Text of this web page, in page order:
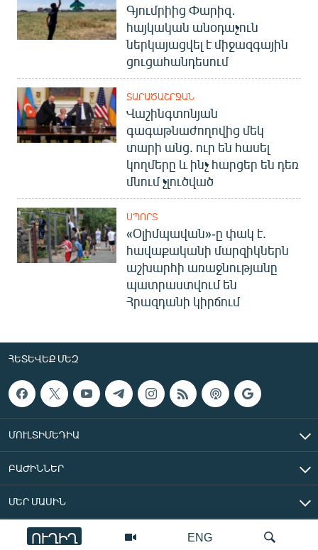
ENG
ՈՒՂԻՂ
Գյումրիից Փարիզ․
հայկական անօդաչուն
ներկայացվել է միջազգային
ցուցահանդեսում
ՏԱՐԱԾԱՇՐՋԱՆ
Վաշինգտոնյան
գագաթնաժողովից մեկ
տարի անց. ուր են հասել
կողմերը և ինչ հարցեր են դեռ
մնում չլուծված
ՍՊՈՐՏ
«Օլիմպավան»-ը փակ է.
հավաքականի մարզիկներն
աշխարհի առաջնությանը
պատրաստվում են
Հրազդանի կիրճում
ՀԵՏԵՎԵՔ ՄԵԶ
ՄՈՒԼՏԻՄԵԴԻԱ
ԲԱԺԻՆՆԵՐ
ՄԵՐ ՄԱՍԻՆ
«Ազատ Եվրոպա/Ազատություն» ռադիոկայան © 2026